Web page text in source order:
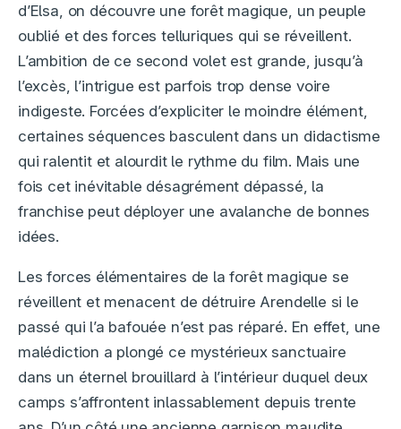
d’Elsa, on découvre une forêt magique, un peuple
oublié et des forces telluriques qui se réveillent.
L’ambition de ce second volet est grande, jusqu’à
l’excès, l’intrigue est parfois trop dense voire
indigeste. Forcées d’expliciter le moindre élément,
certaines séquences basculent dans un didactisme
qui ralentit et alourdit le rythme du film. Mais une
fois cet inévitable désagrément dépassé, la
franchise peut déployer une avalanche de bonnes
idées.
Les forces élémentaires de la forêt magique se
réveillent et menacent de détruire Arendelle si le
passé qui l’a bafouée n’est pas réparé. En effet, une
malédiction a plongé ce mystérieux sanctuaire
dans un éternel brouillard à l’intérieur duquel deux
camps s’affrontent inlassablement depuis trente